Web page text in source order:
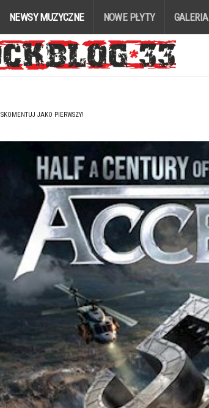
NEWSY MUZYCZNE NOWE PŁYTY GALERIA
SKOMENTUJ JAKO PIERWSZY!